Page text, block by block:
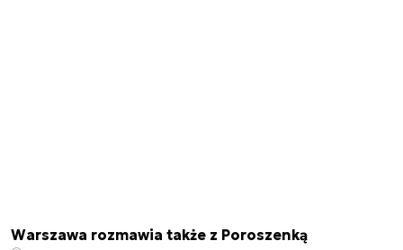
Warszawa rozmawia także z Poroszenką